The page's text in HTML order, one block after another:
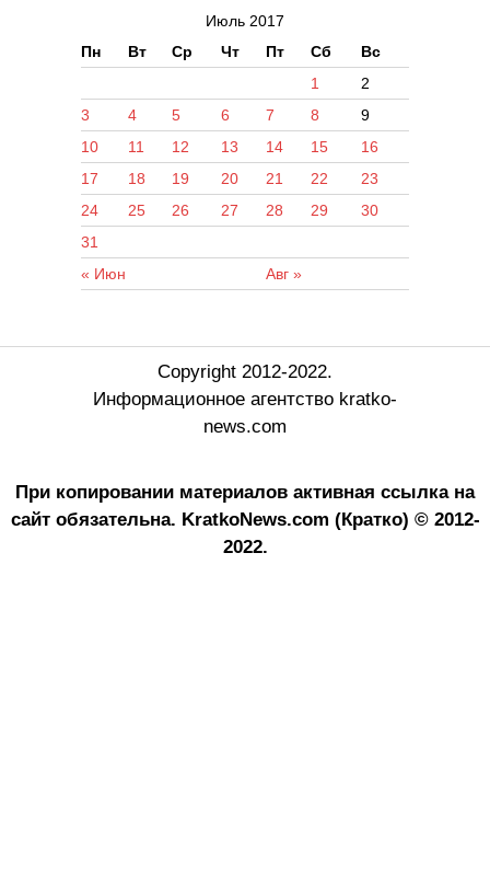
Июль 2017
Пн
Вт Ср Чт Пт Сб Вс
« Июн Авг »
1
2
3
4 5 6 7 8
9
10
11 12 13 14 15
16
17
18 19 20 21 22
23
24
25 26 27 28 29
30
31
Copyright 2012-2022.
Информационное агентство kratko-
news.com
При копировании материалов активная ссылка на
сайт обязательна. KratkoNews.com (Кратко) © 2012-
2022.